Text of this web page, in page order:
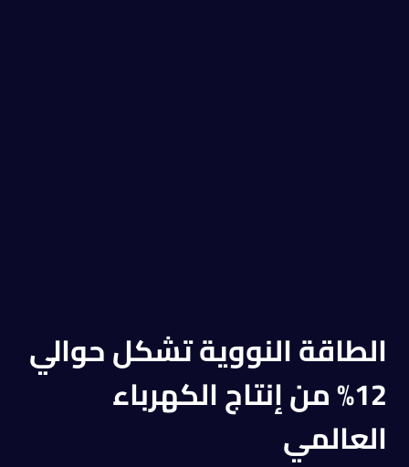
الطاقة النووية تشكل حوالي
12% من إنتاج الكهرباء
العالمي